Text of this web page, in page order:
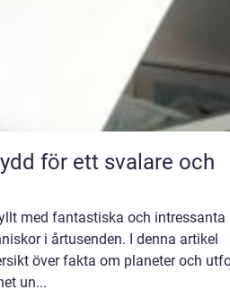
med fantastiska och intressanta
i årtusenden. I denna artikel
över fakta om planeter och
un...